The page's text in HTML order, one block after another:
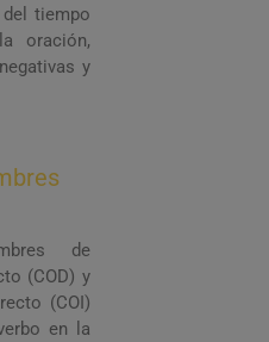
tiempo
oración,
y
de
(COD) y
(COI)
en la